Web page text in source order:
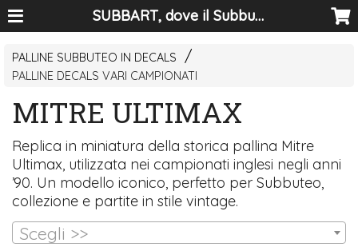
SUBBART, dove il Subbuteo diventa arte
PALLINE SUBBUTEO IN DECALS
PALLINE DECALS VARI CAMPIONATI
MITRE ULTIMAX
Replica in miniatura della storica pallina Mitre
Ultimax, utilizzata nei campionati inglesi negli anni
’90. Un modello iconico, perfetto per Subbuteo,
collezione e partite in stile vintage.
Scegli >>